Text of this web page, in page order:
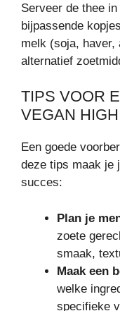
Serveer de thee
bijpassende
melk (soja, haver,
alternatief
TIPS VOOR
VEGAN
Een goede
deze tips maak je
succes:
Plan je
zoete
smaak,
Maak een
welke
specifieke